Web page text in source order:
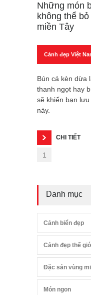
Những món
không thể
miền Tây
Cảnh đẹp Việt
Bún cá kèn dừa
thanh ngọt hay
sẽ khiến bạn
này.
CHI TIẾT
1
Danh mục
Cảnh biển đẹp
Cảnh đẹp thế
Đặc sản vùng
Món ngon